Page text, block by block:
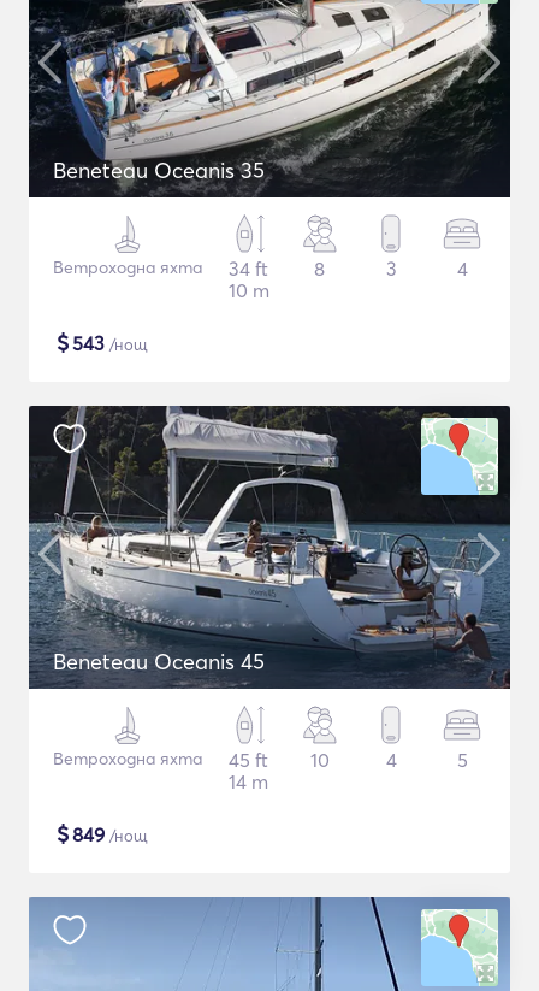
Beneteau Oceanis 35
Ветроходна яхта
34 ft
10 m
8 3 4
$543 /нощ
Beneteau Oceanis 45
Ветроходна яхта
45 ft
14 m
10 4 5
$849 /нощ